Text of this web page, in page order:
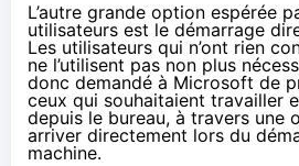
L’autre grande option espérée
utilisateurs est le démarrage
Les utilisateurs qui n’ont rien
ne l’utilisent pas non plus
donc demandé à Microsoft de
ceux qui souhaitaient travailler
depuis le bureau, à travers une
arriver directement lors du
machine.